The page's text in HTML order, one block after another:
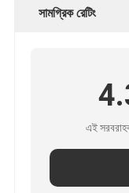
সামগ্রিক রেটিং
এই